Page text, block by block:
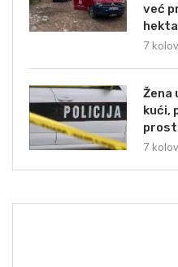
već
7
Žena
kući,
7